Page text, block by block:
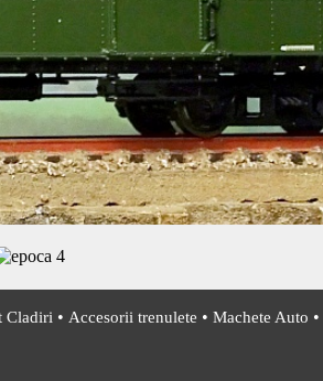
Cladiri • Accesorii trenulete • Machete Auto •